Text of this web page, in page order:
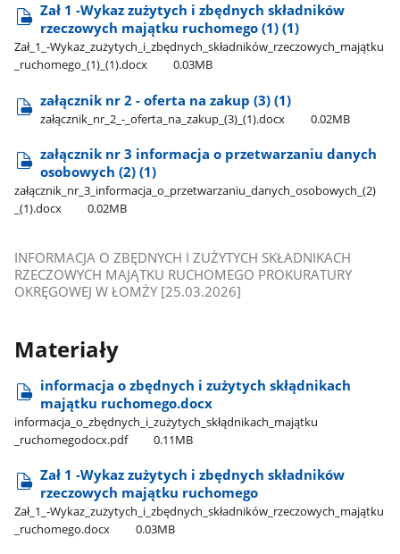
Zał 1 -Wykaz zużytych i zbędnych składników
rzeczowych majątku ruchomego (1) (1)
Zał​_1​_-Wykaz​_zużytych​_i​_zbędnych​_składników​_rzeczowych​_majątku​
_ruchomego​_(1)​_(1).docx
0.03MB
załącznik nr 2 - oferta na zakup (3) (1)
załącznik​_nr​_2​_-​_oferta​_na​_zakup​_(3)​_(1).docx 0.02MB
załącznik nr 3 informacja o przetwarzaniu danych
osobowych (2) (1)
załącznik​_nr​_3​_informacja​_o​_przetwarzaniu​_danych​_osobowych​_(2)​
_(1).docx
0.02MB
INFORMACJA O ZBĘDNYCH I ZUŻYTYCH SKŁADNIKACH
RZECZOWYCH MAJĄTKU RUCHOMEGO PROKURATURY
OKRĘGOWEJ W ŁOMŻY [25.03.2026]
Materiały
informacja o zbędnych i zużytych skłądnikach
majątku ruchomego.docx
informacja​_o​_zbędnych​_i​_zużytych​_skłądnikach​_majątku​
_ruchomegodocx.pdf
0.11MB
Zał 1 -Wykaz zużytych i zbędnych składników
rzeczowych majątku ruchomego
Zał​_1​_-Wykaz​_zużytych​_i​_zbędnych​_składników​_rzeczowych​_majątku​
_ruchomego.docx
0.03MB